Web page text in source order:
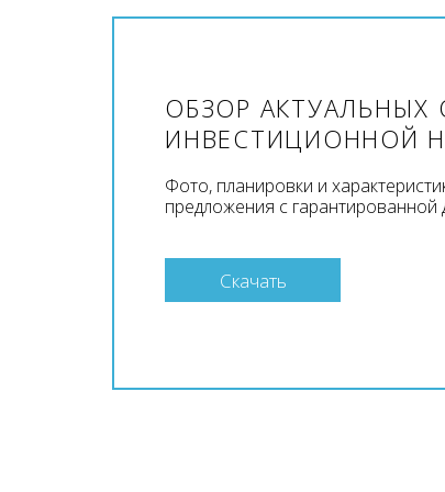
ОБЗОР АКТУАЛЬНЫХ
ИНВЕСТИЦИОННОЙ
Фото, планировки и
предложения с гарантированной
Скачать